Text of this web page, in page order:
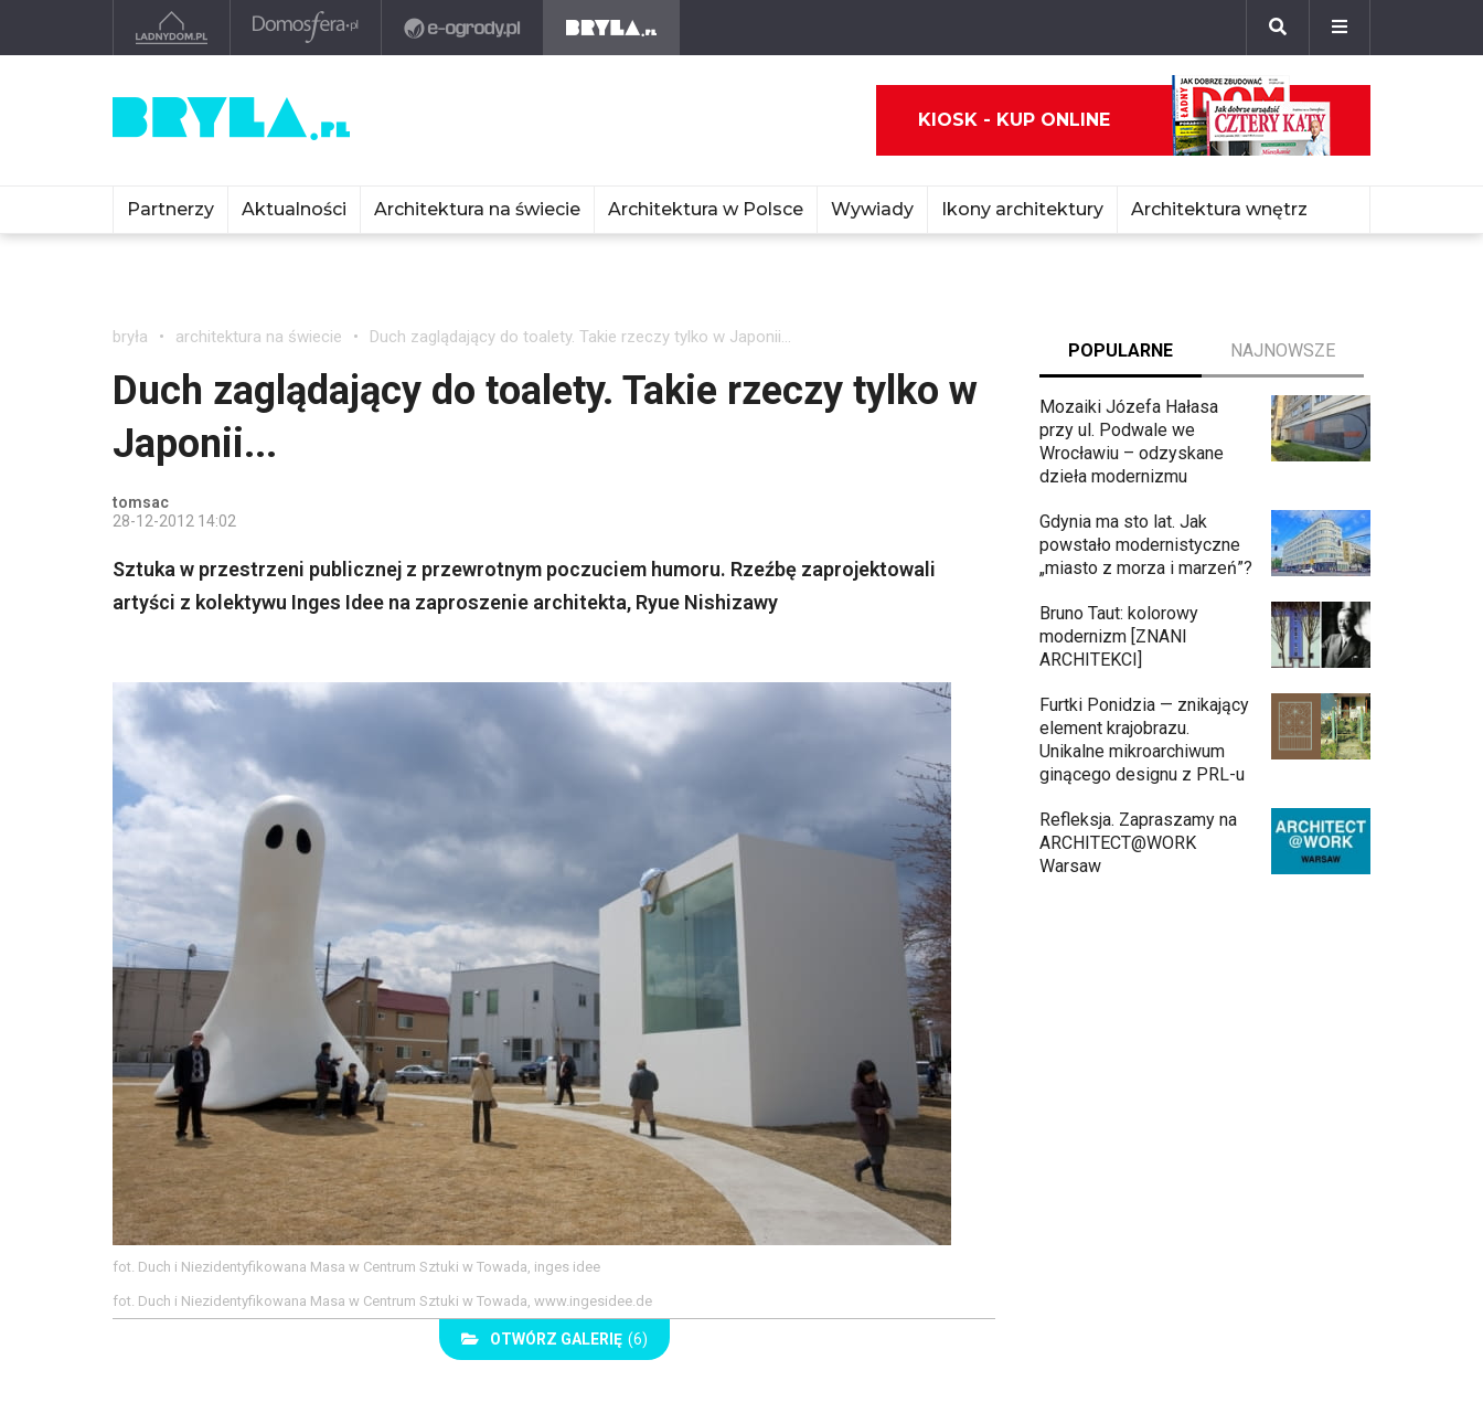
KIOSK - KUP ONLINE
Partnerzy Aktualności Architektura na świecie Architektura w Polsce Wywiady Ikony architektury Architektura wnętrz
bryła architektura na świecie Duch zaglądający do toalety. Takie rzeczy tylko w Japonii...
Duch zaglądający do toalety. Takie rzeczy tylko w
Japonii...
tomsac
28-12-2012 14:02
Sztuka w przestrzeni publicznej z przewrotnym poczuciem humoru. Rzeźbę zaprojektowali
artyści z kolektywu Inges Idee na zaproszenie architekta, Ryue Nishizawy
fot. Duch i Niezidentyfikowana Masa w Centrum Sztuki w Towada, inges idee
fot. Duch i Niezidentyfikowana Masa w Centrum Sztuki w Towada, www.ingesidee.de
OTWÓRZ GALERIĘ (6)
POPULARNE NAJNOWSZE
Mozaiki Józefa Hałasa
przy ul. Podwale we
Wrocławiu – odzyskane
dzieła modernizmu
Gdynia ma sto lat. Jak
powstało modernistyczne
„miasto z morza i marzeń”?
Bruno Taut: kolorowy
modernizm [ZNANI
ARCHITEKCI]
Furtki Ponidzia — znikający
element krajobrazu.
Unikalne mikroarchiwum
ginącego designu z PRL-u
Refleksja. Zapraszamy na
ARCHITECT@WORK
Warsaw